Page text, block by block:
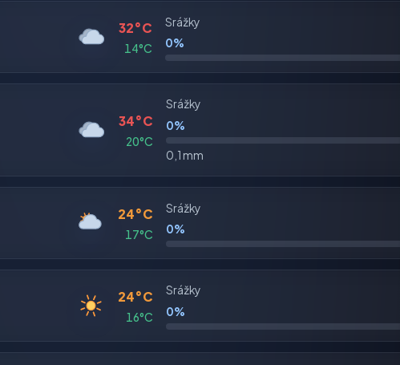
32°C
14°C
Srážky
0%
34°C
20°C
Srážky
0%
0,1 mm
24°C
17°C
Srážky
0%
24°C
16°C
Srážky
0%